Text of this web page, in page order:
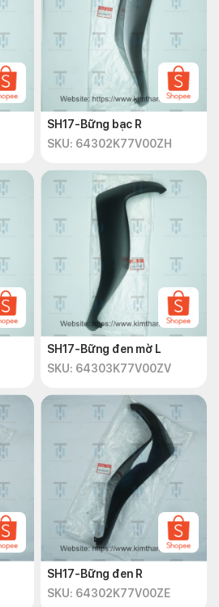
SH17-Bững bạc R
SKU: 64302K77V00ZH
SH17-Bững đen mờ L
SKU: 64303K77V00ZV
SH17-Bững đen R
SKU: 64302K77V00ZE